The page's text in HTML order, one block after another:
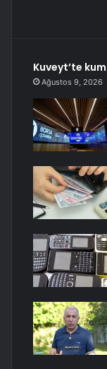
Kuveyt’te
Ağustos 9, 2026